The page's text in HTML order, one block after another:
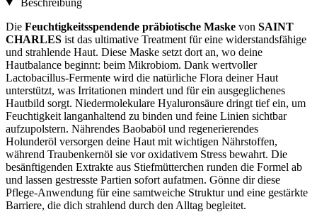
Die Feuchtigkeitsspendende präbiotische Maske von SAINT
CHARLES ist das ultimative Treatment für eine widerstandsfähige
und strahlende Haut. Diese Maske setzt dort an, wo deine
Hautbalance beginnt: beim Mikrobiom. Dank wertvoller
Lactobacillus-Fermente wird die natürliche Flora deiner Haut
unterstützt, was Irritationen mindert und für ein ausgeglichenes
Hautbild sorgt. Niedermolekulare Hyaluronsäure dringt tief ein, um
Feuchtigkeit langanhaltend zu binden und feine Linien sichtbar
aufzupolstern. Nährendes Baobaböl und regenerierendes
Holunderöl versorgen deine Haut mit wichtigen Nährstoffen,
während Traubenkernöl sie vor oxidativem Stress bewahrt. Die
besänftigenden Extrakte aus Stiefmütterchen runden die Formel ab
und lassen gestresste Partien sofort aufatmen. Gönne dir diese
Pflege-Anwendung für eine samtweiche Struktur und eine gestärkte
Barriere, die dich strahlend durch den Alltag begleitet.